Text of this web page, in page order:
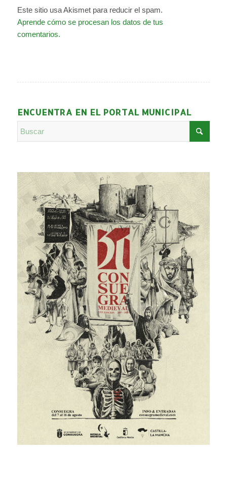
Este sitio usa Akismet para reducir el spam.
Aprende cómo se procesan los datos de tus
comentarios.
ENCUENTRA EN EL PORTAL MUNICIPAL